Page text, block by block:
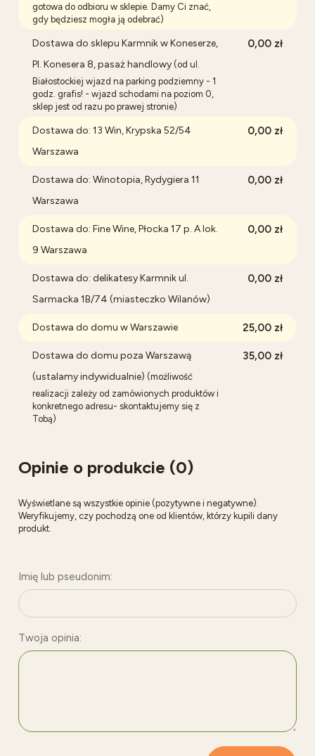
gotowa do odbioru w sklepie. Damy Ci znać,
gdy będziesz mogła ją odebrać)
Dostawa do sklepu Karmnik w Koneserze,
Pl. Konesera 8, pasaż handlowy (od ul.
Białostockiej wjazd na parking podziemny - 1
godz. grafis! - wjazd schodami na poziom 0,
sklep jest od razu po prawej stronie)
0,00 zł
Dostawa do: 13 Win, Krypska 52/54
Warszawa
0,00 zł
Dostawa do: Winotopia, Rydygiera 11
Warszawa
0,00 zł
Dostawa do: Fine Wine, Płocka 17 p. A lok.
9 Warszawa
0,00 zł
Dostawa do: delikatesy Karmnik ul.
Sarmacka 1B/74 (miasteczko Wilanów)
0,00 zł
Dostawa do domu w Warszawie 25,00 zł
Dostawa do domu poza Warszawą
(ustalamy indywidualnie) (możliwość
realizacji zależy od zamówionych produktów i
konkretnego adresu- skontaktujemy się z
Tobą)
35,00 zł
Opinie o produkcie (0)
Wyświetlane są wszystkie opinie (pozytywne i negatywne).
Weryfikujemy, czy pochodzą one od klientów, którzy kupili dany
produkt.
Imię lub pseudonim:
Twoja opinia: